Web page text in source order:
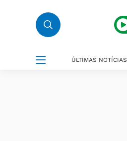
ÚLTIMAS NOTÍCIAS